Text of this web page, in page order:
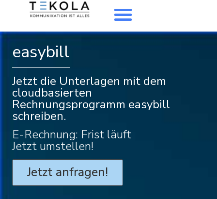
easybill
Jetzt die Unterlagen mit dem
cloudbasierten
Rechnungsprogramm easybill
schreiben.
E-Rechnung: Frist läuft
Jetzt umstellen!
Jetzt anfragen!